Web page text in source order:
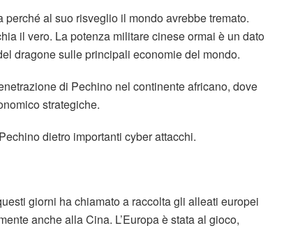
al suo risveglio il mondo avrebbe tremato.
il vero. La potenza militare cinese ormai è un dato
dragone sulle principali economie del mondo.
di Pechino nel continente africano, dove
strategiche.
dietro importanti cyber attacchi.
giorni ha chiamato a raccolta gli alleati europei
anche alla Cina. L’Europa è stata al gioco,